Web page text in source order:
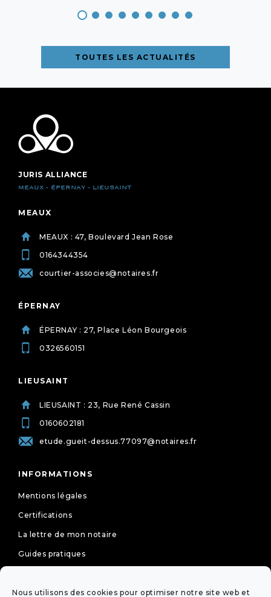
Nous utilisons des cookies pour optimiser notre site web et
TOUTES LES ACTUALITÉS
JURIS ALLIANCE
MEAUX - ÉPERNAY - LIEUSAINT
MEAUX
MEAUX : 47, Boulevard Jean Rose
0164344354
courtier-associes@notaires.fr
ÉPERNAY
ÉPERNAY : 27, Place Léon Bourgeois
0326560151
LIEUSAINT
LIEUSAINT : 23, Rue René Cassin
0160602181
etude.gueit-dessus.77097@notaires.fr
INFORMATIONS
Mentions légales
Certifications
La lettre de mon notaire
Guides pratiques
Politique de cookies (UE)